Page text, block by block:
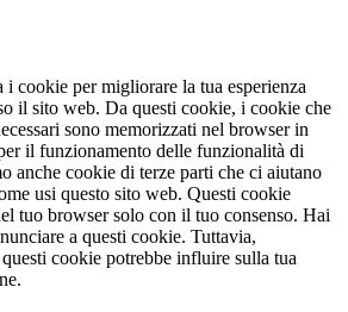
cookie per migliorare la tua esperienza
il sito web. Da questi cookie, i cookie che
sono memorizzati nel browser in
il funzionamento delle funzionalità di
anche cookie di terze parti che ci aiutano
usi questo sito web. Questi cookie
tuo browser solo con il tuo consenso. Hai
a questi cookie. Tuttavia,
cookie potrebbe influire sulla tua